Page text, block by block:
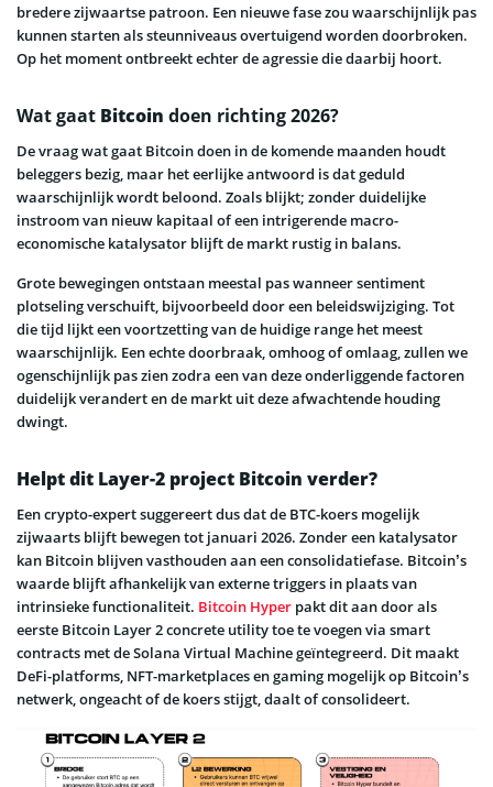
bredere zijwaartse patroon. Een nieuwe fase zou waarschijnlijk pas
kunnen starten als steunniveaus overtuigend worden doorbroken.
Op het moment ontbreekt echter de agressie die daarbij hoort.
Wat gaat Bitcoin doen richting 2026?
De vraag wat gaat Bitcoin doen in de komende maanden houdt
beleggers bezig, maar het eerlijke antwoord is dat geduld
waarschijnlijk wordt beloond. Zoals blijkt; zonder duidelijke
instroom van nieuw kapitaal of een intrigerende macro-
economische katalysator blijft de markt rustig in balans.
Grote bewegingen ontstaan meestal pas wanneer sentiment
plotseling verschuift, bijvoorbeeld door een beleidswijziging. Tot
die tijd lijkt een voortzetting van de huidige range het meest
waarschijnlijk. Een echte doorbraak, omhoog of omlaag, zullen we
ogenschijnlijk pas zien zodra een van deze onderliggende factoren
duidelijk verandert en de markt uit deze afwachtende houding
dwingt.
Helpt dit Layer-2 project Bitcoin verder?
Een crypto-expert suggereert dus dat de BTC-koers mogelijk
zijwaarts blijft bewegen tot januari 2026. Zonder een katalysator
kan Bitcoin blijven vasthouden aan een consolidatiefase. Bitcoin’s
waarde blijft afhankelijk van externe triggers in plaats van
intrinsieke functionaliteit. Bitcoin Hyper pakt dit aan door als
eerste Bitcoin Layer 2 concrete utility toe te voegen via smart
contracts met de Solana Virtual Machine geïntegreerd. Dit maakt
DeFi-platforms, NFT-marketplaces en gaming mogelijk op Bitcoin’s
netwerk, ongeacht of de koers stijgt, daalt of consolideert.